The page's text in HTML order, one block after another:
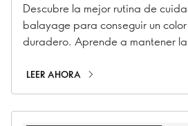
Descubre la mejor rutina de
balayage para conseguir un
duradero. Aprende a mantener
LEER AHORA